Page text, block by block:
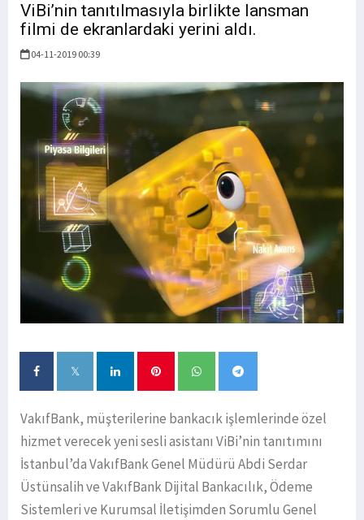
ViBi’nin tanıtılmasıyla birlikte lansman
filmi de ekranlardaki yerini aldı.
04-11-2019 00:39
VakıfBank, müşterilerine bankacık işlemlerinde özel
hizmet verecek yeni sesli asistanı ViBi’nin tanıtımını
İstanbul’da VakıfBank Genel Müdürü Abdi Serdar
Üstünsalih ve VakıfBank Dijital Bankacılık, Ödeme
Sistemleri ve Kurumsal İletişimden Sorumlu Genel